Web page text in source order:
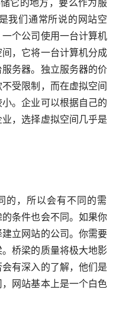
我们通常所说的网站空
个公司使用一台计算机
，它将一台计算机分成
务器。独立服务器的价
受限制，而在虚拟空间
。企业可以根据自己的
，选择虚拟空间几乎是
条件也会不同。如果你
立网站的公司。你需要
桥梁的质量将极大地影
有深入的了解，他们是
网站基本上是一个白色